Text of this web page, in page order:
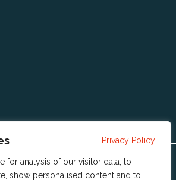
Privacy Policy
for analysis of our visitor data, to
show personalised content and to